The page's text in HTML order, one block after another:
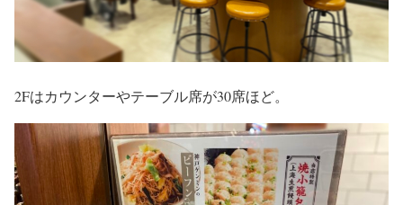
2Fはカウンターやテーブル席が30席ほど。